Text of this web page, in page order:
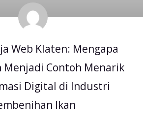
Web Klaten: Mengapa
Menjadi Contoh Menarik
Digital di Industri
Ikan